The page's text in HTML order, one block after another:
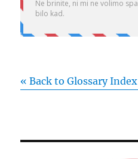
« Back to Glossary Index